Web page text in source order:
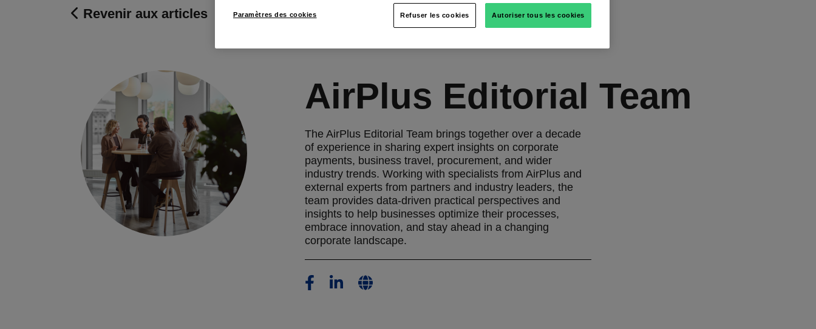
Revenir aux articles
AirPlus Editorial Team
The AirPlus Editorial Team brings together over a decade
of experience in sharing expert insights on corporate
payments, business travel, procurement, and wider
industry trends. Working with specialists from AirPlus and
external experts from partners and industry leaders, the
team provides data-driven practical perspectives and
insights to help businesses optimize their processes,
embrace innovation, and stay ahead in a changing
corporate landscape.
Paramètres des cookies Refuser les cookies Autoriser tous les cookies